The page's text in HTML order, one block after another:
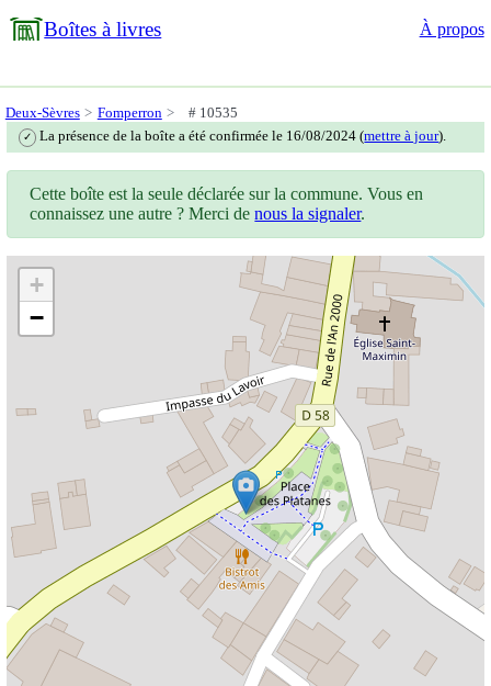
Boîtes à livres À propos
Deux-Sèvres Fomperron # 10535
✓ La présence de la boîte a été confirmée le 16/08/2024 (mettre à jour).
Cette boîte est la seule déclarée sur la commune. Vous en
connaissez une autre ? Merci denous la signaler.
+
−